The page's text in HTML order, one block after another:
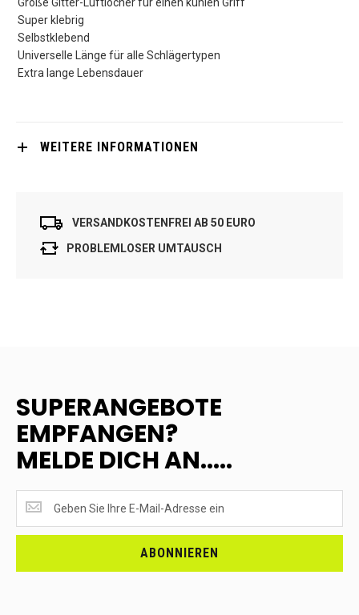
Super klebrig
Selbstklebend
Universelle Länge für alle Schlägertypen
Extra lange Lebensdauer
WEITERE INFORMATIONEN
VERSANDKOSTENFREI AB 50 EURO
PROBLEMLOSER UMTAUSCH
SUPERANGEBOTE
EMPFANGEN?
MELDE DICH AN.....
EMPFANGEN?
<br>MELDE
ABONNIEREN